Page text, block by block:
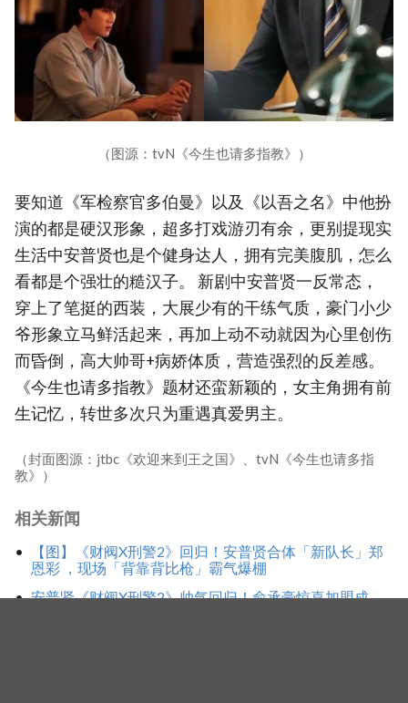
（图源：tvN《今生也请多指教》）
要知道《军检察官多伯曼》以及《以吾之名》中他扮
演的都是硬汉形象，超多打戏游刃有余，更别提现实
生活中安普贤也是个健身达人，拥有完美腹肌，怎么
看都是个强壮的糙汉子。 新剧中安普贤一反常态，
穿上了笔挺的西装，大展少有的干练气质，豪门小少
爷形象立马鲜活起来，再加上动不动就因为心里创伤
而昏倒，高大帅哥+病娇体质，营造强烈的反差感。
《今生也请多指教》题材还蛮新颖的，女主角拥有前
生记忆，转世多次只为重遇真爱男主。
（封面图源：jtbc《欢迎来到王之国》、tvN《今生也请多指
教》）
相关新闻
【图】《财阀X刑警2》回归！安普贤合体「新队长」郑
恩彩 ，现场「背靠背比枪」霸气爆棚
安普贤《财阀X刑警2》帅气回归！俞承豪惊喜加盟成